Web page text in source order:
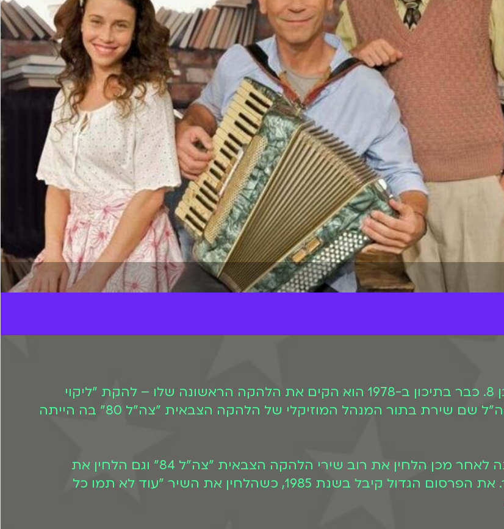
רמי נולד בארצות הברית ועלה לישראל כשהיה בן 8. כבר בתיכון ב-1978 הוא הקים את הלהקה הראשונה שלו – להקת "ליקוי
חמה" יחד עם ירמי קפלן. בשנת 1980 התגייס לצה"ל שם שירת בתור המנהל המוזיקלי של הלהקה הצבאית "צה"ל 80" בה הייתה
בשנת 1983 יצר את פסקול הסרט "הפנימיה". שנה לאחר מכן הלחין את רוב שירי הלהקה הצבאית "צה"ל 84" וגם הלחין את
פסקול הסרט "זעם ותהילה" בבימויו של אבי נשר. את הפרסום הגדול קיבל בשנת 1985, כשהלחין את השיר "עוד לא תמו כל